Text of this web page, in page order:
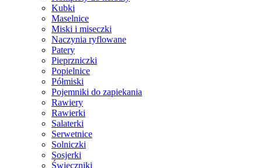
Kubki
Maselnice
Miski i miseczki
Naczynia ryflowane
Patery
Pieprzniczki
Popielnice
Półmiski
Pojemniki do zapiekania
Rawiery
Rawierki
Salaterki
Serwetnice
Solniczki
Sosjerki
Świeczniki